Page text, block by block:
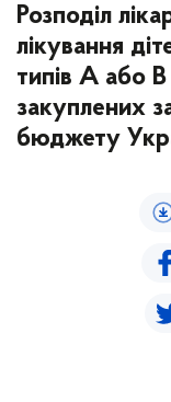
Розподіл
лікування
типів А або
закуплених
бюджету